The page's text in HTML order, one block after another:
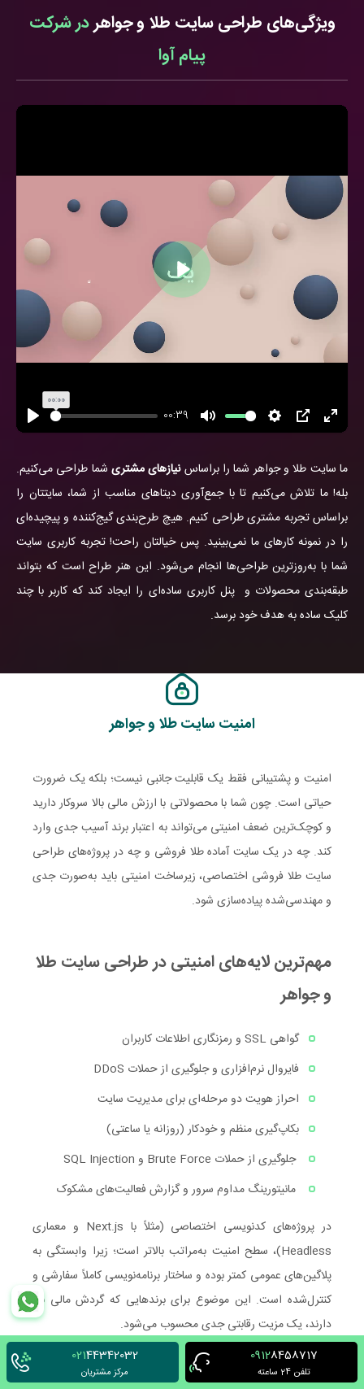
ویژگی‌های طراحی سایت طلا و جواهردر شرکت
پیام آوا
اجرا
00:00
00:39
بی
تنظیماتPIP تمام
شود
اجرا
ما سایت طلا و جواهر شما را براساسنیازهایمشتری شما طراحی می‌کنیم.
بله! ما تلاش می‌کنیم تا با جمع‌آوری دیتاهای مناسب از شما، سایتتان را
براساس تجربه مشتری طراحی کنیم. هیچ طرح‌بندی گیج‌کننده و پیچیده‌ای
را در نمونه کارهای ما نمی‌بینید. پس خیالتان راحت! تجربه کاربری سایت
شما با به‌روزترین طراحی‌ها انجام می‌شود. این هنر طراح است که بتواند
طبقه‌بندی محصولات و پنل کاربری ساده‌ای را ایجاد کند که کاربر با چند
کلیک ساده به هدف خود برسد.
امنیت سایت طلا و جواهر
امنیت و پشتیبانی فقط یک قابلیت جانبی نیست؛ بلکه یک ضرورت
حیاتی است. چون شما با محصولاتی با ارزش مالی بالا سروکار دارید
و کوچک‌ترین ضعف امنیتی می‌تواند به اعتبار برند آسیب جدی وارد
کند. چه در یک سایت آماده طلا فروشی و چه در پروژه‌های طراحی
سایت طلا فروشی اختصاصی، زیرساخت امنیتی باید به‌صورت جدی
و مهندسی‌شده پیاده‌سازی شود.
مهم‌ترین لایه‌های امنیتی در طراحی سایت طلا
و جواهر
گواهی SSL و رمزنگاری اطلاعات کاربران
فایروال نرم‌افزاری و جلوگیری از حملات DDoS
احراز هویت دو مرحله‌ای برای مدیریت سایت
بکاپ‌گیری منظم و خودکار (روزانه یا ساعتی)
جلوگیری از حملات Brute Force و SQL Injection
مانیتورینگ مداوم سرور و گزارش فعالیت‌های مشکوک
در پروژه‌های کدنویسی اختصاصی (مثلاً با Next.js و معماری
Headless)، سطح امنیت به‌مراتب بالاتر است؛ زیرا وابستگی به
پلاگین‌های عمومی کمتر بوده و ساختار برنامه‌نویسی کاملاً سفارشی و
کنترل‌شده است. این موضوع برای برندهایی که گردش مالی بالا
دارند، یک مزیت رقابتی جدی محسوب می‌شود.
09128458717
تلفن 24 ساعته
02144342032
مرکز مشتریان